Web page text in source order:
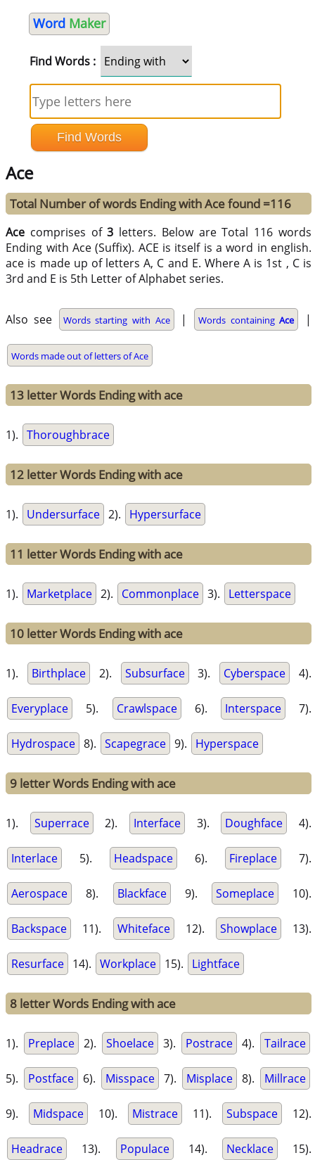
Word Maker
Find Words :
Ace
Total Number of words Ending with Ace found =116
Ace comprises of3 letters. Below are Total 116 words
Ending with Ace (Suffix). ACE is itself is a word in english.
ace is made up of letters A, C and E. Where A is 1st , C is
3rd and E is 5th Letter of Alphabet series.
Also see Words starting with Ace | Words containingAce |
Words made out of letters of Ace
13 letter Words Ending with ace
1). Thoroughbrace
12 letter Words Ending with ace
1). Undersurface 2). Hypersurface
11 letter Words Ending with ace
1). Marketplace 2). Commonplace 3). Letterspace
10 letter Words Ending with ace
1). Birthplace 2). Subsurface 3). Cyberspace 4).
Everyplace 5). Crawlspace 6). Interspace 7).
Hydrospace 8). Scapegrace 9). Hyperspace
9 letter Words Ending with ace
1). Superrace 2). Interface 3). Doughface 4).
Interlace 5). Headspace 6). Fireplace 7).
Aerospace 8). Blackface 9). Someplace 10).
Backspace 11). Whiteface 12). Showplace 13).
Resurface 14). Workplace 15). Lightface
8 letter Words Ending with ace
1). Preplace 2). Shoelace 3). Postrace 4). Tailrace
5). Postface 6). Misspace 7). Misplace 8). Millrace
9). Midspace 10). Mistrace 11). Subspace 12).
Headrace 13). Populace 14). Necklace 15).